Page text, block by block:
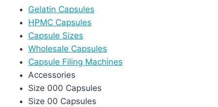
Gelatin Capsules
HPMC Capsules
Capsule Sizes
Wholesale Capsules
Capsule Filing Machines
Accessories
Size 000 Capsules
Size 00 Capsules